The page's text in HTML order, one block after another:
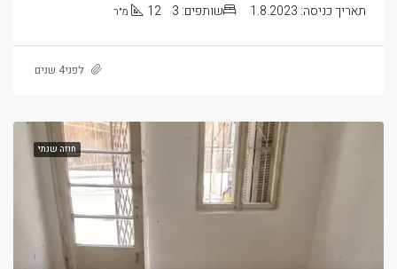
תאריך כניסה: 1.8.2023 שותפים: 3
12 מ״ר
לפני4 שנים
חוזה שנתי